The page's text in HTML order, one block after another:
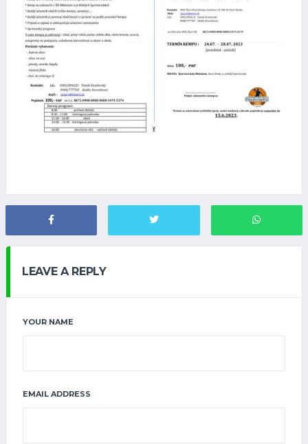
LEAVE A REPLY
YOUR NAME
EMAIL ADDRESS